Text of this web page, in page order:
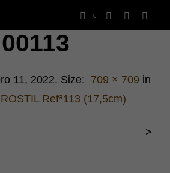
0
00113
11, 2022. Size: 709 × 709 in
Refª113 (17,5cm)
>